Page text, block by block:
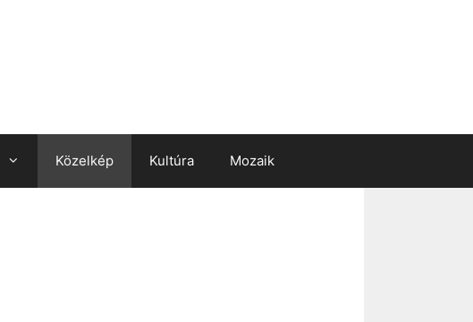
Közelkép Kultúra Mozaik